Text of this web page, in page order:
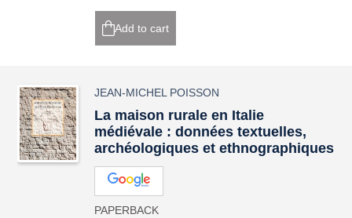
Add to cart
JEAN-MICHEL POISSON
La maison rurale en Italie
médiévale : données textuelles,
archéologiques et ethnographiques
PAPERBACK